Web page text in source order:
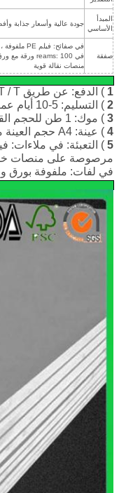
المبدأ
الأساسي
جودة عالية وأسعار جذابة
صفقة
في صفائح: فيلم PE ملفوفة ، 4 زوايا حامية ، ورطتها على منصات خشبية قوية
منصات نقالة قوية
1 ) الدفع: عن طريق T / T أو عن طريق L / C البصر
2) التسليم: 5-10 أيام عمل بعد تلقي الودائع
3) موك: 1 طن للحجم القياسي ، 20 طنا لحجم مخصص.
4) عينة: A4 حجم العينة مجانا مع تكلفة الشحن الفكر.
5
مرصوصة على منصات
في لفات: ملفوفة